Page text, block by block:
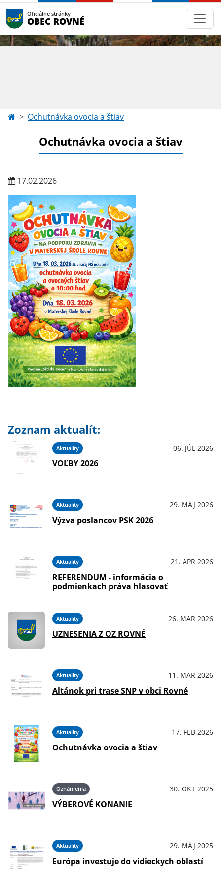
Oficiálne stránky
OBEC ROVNÉ
Ochutnávka ovocia a štiav
Ochutnávka ovocia a štiav
17.02.2026
Zoznam aktualít:
Aktuality 06. JÚL 2026
VOĽBY 2026
Aktuality 29. MÁJ 2026
Výzva poslancov PSK 2026
Aktuality 21. APR 2026
REFERENDUM - informácia o
podmienkach práva hlasovať
Aktuality 26. MAR 2026
UZNESENIA Z OZ ROVNÉ
Aktuality 11. MAR 2026
Altánok pri trase SNP v obci Rovné
Aktuality 17. FEB 2026
Ochutnávka ovocia a štiav
Oznámenia 30. OKT 2025
VÝBEROVÉ KONANIE
Aktuality 29. MÁJ 2025
Európa investuje do vidieckych oblastí